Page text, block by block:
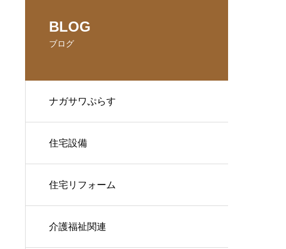
BLOG
ブログ
ナガサワぷらす
住宅設備
住宅リフォーム
介護福祉関連